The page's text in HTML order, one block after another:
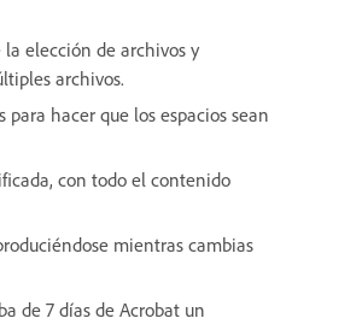
elección de archivos y
archivos.
hacer que los espacios sean
con todo el contenido
mientras cambias
de 7 días de Acrobat un